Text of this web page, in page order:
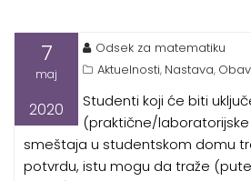
7
maj
2020
Odsek za matematiku
Aktuelnosti, Nastava,
Studenti koji će biti
(praktične/laboratorijske
smeštaja u studentskom domu
potvrdu, istu mogu da traže